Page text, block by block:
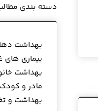
دسته بندی
بهداشت
بیماری های
بهداشت
مادر و کودک
بهداشت و